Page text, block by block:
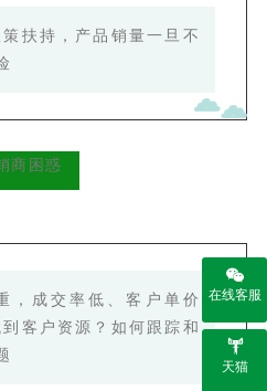
扶持， 产品销量一旦不
商困惑
，成交率低、客户单价
客户资源？如何跟踪和
在线客服
天猫